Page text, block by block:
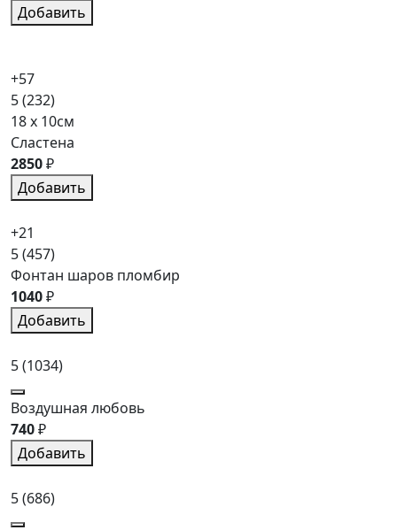
Добавить
+57
5(232)
18 x 10см
Сластена
2850₽
Добавить
+21
5(457)
Фонтан шаров пломбир
1040₽
Добавить
5(1034)
Воздушная любовь
740₽
Добавить
5(686)